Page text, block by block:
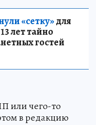
«сетку»для
лет тайно
гостей
или чего-то
в редакцию